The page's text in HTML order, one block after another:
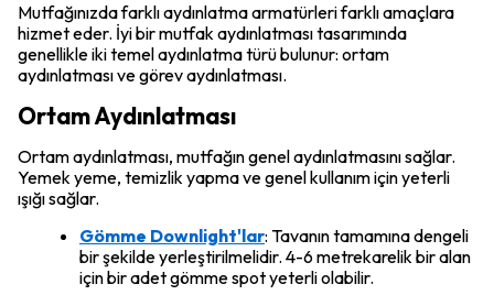
Mutfağınızda farklı aydınlatma armatürleri farklı amaçlara
hizmet eder. İyi bir mutfak aydınlatması tasarımında
genellikle iki temel aydınlatma türü bulunur: ortam
aydınlatması ve görev aydınlatması.
Ortam Aydınlatması
Ortam aydınlatması, mutfağın genel aydınlatmasını sağlar.
Yemek yeme, temizlik yapma ve genel kullanım için yeterli
ışığı sağlar.
Gömme Downlight'lar: Tavanın tamamına dengeli
bir şekilde yerleştirilmelidir. 4-6 metrekarelik bir alan
için bir adet gömme spot yeterli olabilir.